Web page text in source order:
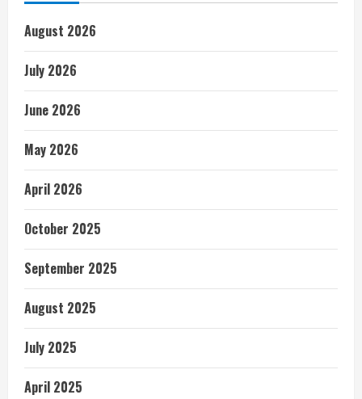
August 2026
July 2026
June 2026
May 2026
April 2026
October 2025
September 2025
August 2025
July 2025
April 2025